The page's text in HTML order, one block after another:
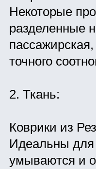
Некоторые
разделенные
точного
2. Ткань:
Коврики из
Идеальны для
умываются и